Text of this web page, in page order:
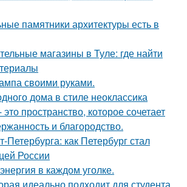
памятники архитектуры есть в
магазины в Туле: где найти
своими руками.
дома в стиле неоклассика
пространство, которое сочетает
и благородство.
Петербурга: как Петербург стал
России
в каждом уголке.